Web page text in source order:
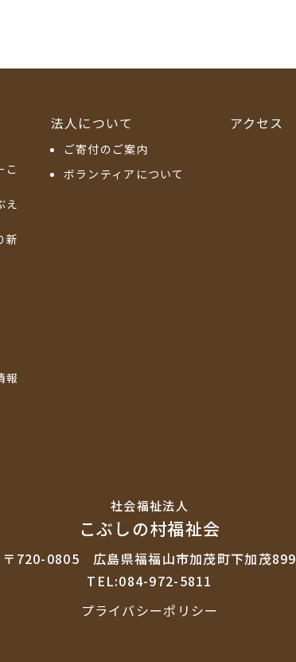
こ
え
新
報
法人について
ご寄付のご案内
ボランティアについて
アクセス
社会福祉法⼈
こぶしの村福祉会
〒720-0805 広島県福福山市加茂町下加茂899
TEL:084-972-5811
プライバシーポリシー